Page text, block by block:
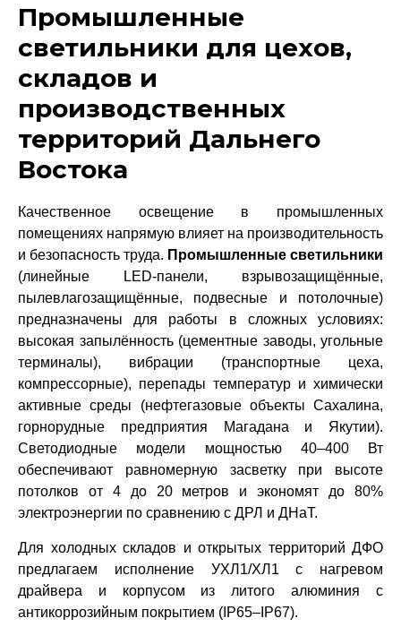
Промышленные
светильники для цехов,
складов и
производственных
территорий Дальнего
Востока
Качественное освещение в промышленных
помещениях напрямую влияет на производительность
и безопасность труда. Промышленные светильники
(линейные LED-панели, взрывозащищённые,
пылевлагозащищённые, подвесные и потолочные)
предназначены для работы в сложных условиях:
высокая запылённость (цементные заводы, угольные
терминалы), вибрации (транспортные цеха,
компрессорные), перепады температур и химически
активные среды (нефтегазовые объекты Сахалина,
горнорудные предприятия Магадана и Якутии).
Светодиодные модели мощностью 40–400 Вт
обеспечивают равномерную засветку при высоте
потолков от 4 до 20 метров и экономят до 80%
электроэнергии по сравнению с ДРЛ и ДНаТ.
Для холодных складов и открытых территорий ДФО
предлагаем исполнение УХЛ1/ХЛ1 с нагревом
драйвера и корпусом из литого алюминия с
антикоррозийным покрытием (IP65–IP67).